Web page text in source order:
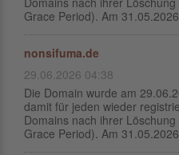
Grace Period). Am
nonsifuma.de
29.06.2026 04:38
Die Domain wurde am
damit für jeden wieder
Domains nach ihrer
Grace Period). Am